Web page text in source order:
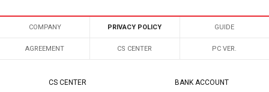
COMPANY PRIVACY POLICY GUIDE
AGREEMENT CS CENTER PC VER.
CS CENTER BANK ACCOUNT